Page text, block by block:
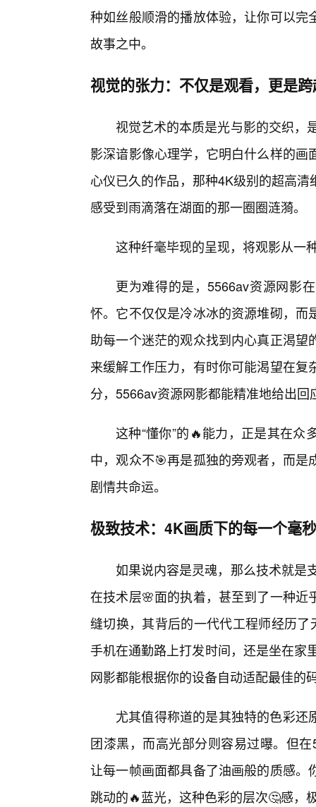
种如丝般顺滑的播放体验，让你可以
故事之中。
视觉的张力：不仅是观看，更是
视觉艺术的本质是光与影的交织，
影深谙影像心理学，它明白什么样的
心仪已久的作品，那种4K级别的超高
感受到雨滴落在湖面的那一圈圈涟漪。
这种纤毫毕现的呈现，将观影从一
更为难得的是，5566av资源网影
怀。它不仅仅是冷冰冰的资源堆砌，
助每一个迷茫的观众找到内心真正渴
来缓解工作压力，有时你可能渴望在
分，5566av资源网影都能精准地给出回
这种“懂你”的🔥能力，正是其在
中，观众不🎯再是孤独的旁观者，而
剧情共命运。
极致技术：4K画质下的每一个毫
如果说内容是灵魂，那么技术就是
在技术层🌸面的执着，甚至到了一种
缝切换，其背后的一代代工程师经历
手机在通勤路上打发时间，还是坐在家
网影都能根据你的设备自动适配最佳的
尤其值得称道的是其独特的色彩
团漆黑，而高光部分则容易过曝。但
让每一帧画面都具备了油画般的质感
跳动的🔥蓝光，这种色彩的层次🤔感，